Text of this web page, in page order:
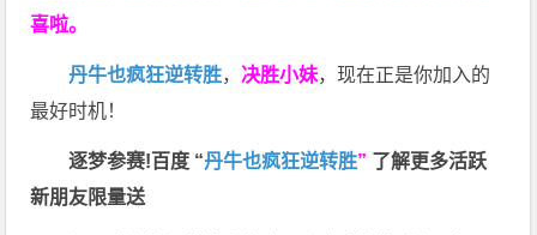
喜啦。
丹牛也疯狂逆转胜， 决胜小妹，现在正是你加入的
最好时机！
逐梦参赛!百度 “丹牛也疯狂逆转胜” 了解更多活跃
新朋友限量送